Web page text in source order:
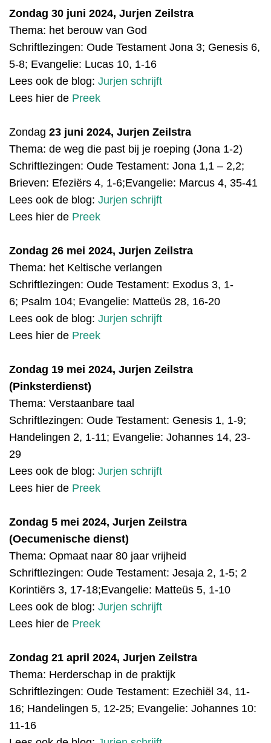
Zondag 30 juni 2024, Jurjen Zeilstra
Thema: het berouw van God
Schriftlezingen: Oude Testament Jona 3; Genesis 6,
5-8; Evangelie: Lucas 10, 1-16
Lees ook de blog: Jurjen schrijft
Lees hier de Preek
Zondag 23 juni 2024, Jurjen Zeilstra
Thema: de weg die past bij je roeping (Jona 1-2)
Schriftlezingen: Oude Testament: Jona 1,1 – 2,2;
Brieven: Efeziërs 4, 1-6;Evangelie: Marcus 4, 35-41
Lees ook de blog: Jurjen schrijft
Lees hier de Preek
Zondag 26 mei 2024, Jurjen Zeilstra
Thema: het Keltische verlangen
Schriftlezingen: Oude Testament: Exodus 3, 1-
6; Psalm 104; Evangelie: Matteüs 28, 16-20
Lees ook de blog: Jurjen schrijft
Lees hier de Preek
Zondag 19 mei 2024, Jurjen Zeilstra
(Pinksterdienst)
Thema: Verstaanbare taal
Schriftlezingen: Oude Testament: Genesis 1, 1-9;
Handelingen 2, 1-11; Evangelie: Johannes 14, 23-
29
Lees ook de blog: Jurjen schrijft
Lees hier de Preek
Zondag 5 mei 2024, Jurjen Zeilstra
(Oecumenische dienst)
Thema: Opmaat naar 80 jaar vrijheid
Schriftlezingen: Oude Testament: Jesaja 2, 1-5; 2
Korintiërs 3, 17-18;Evangelie: Matteüs 5, 1-10
Lees ook de blog: Jurjen schrijft
Lees hier de Preek
Zondag 21 april 2024, Jurjen Zeilstra
Thema: Herderschap in de praktijk
Schriftlezingen: Oude Testament: Ezechiël 34, 11-
16; Handelingen 5, 12-25; Evangelie: Johannes 10:
11-16